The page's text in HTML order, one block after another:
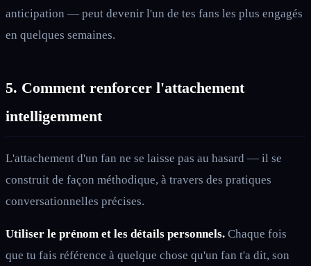
anticipation — peut devenir l'un de tes fans les plus engagés
en quelques semaines.
5. Comment renforcer l'attachement
intelligemment
L'attachement d'un fan ne se laisse pas au hasard — il se
construit de façon méthodique, à travers des pratiques
conversationnelles précises.
Utiliser le prénom et les détails personnels. Chaque fois
que tu fais référence à quelque chose qu'un fan t'a dit, son